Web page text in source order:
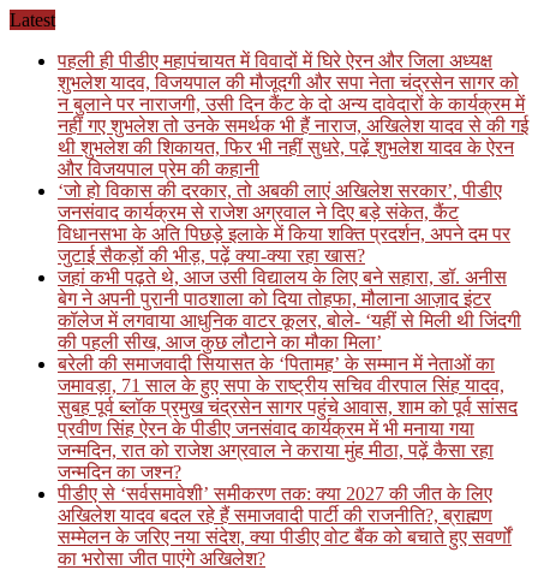
Skip
content
Latest
पहली ही पीडीए महापंचायत में विवादों में घिरे ऐरन और जिला अध्यक्ष
शुभलेश यादव, विजयपाल की मौजूदगी और सपा नेता चंद्रसेन सागर को
न बुलाने पर नाराजगी, उसी दिन कैंट के दो अन्य दावेदारों के कार्यक्रम में
नहीं गए शुभलेश तो उनके समर्थक भी हैं नाराज, अखिलेश यादव से की गई
थी शुभलेश की शिकायत, फिर भी नहीं सुधरे, पढ़ें शुभलेश यादव के ऐरन
और विजयपाल प्रेम की कहानी
‘जो हो विकास की दरकार, तो अबकी लाएं अखिलेश सरकार’, पीडीए
जनसंवाद कार्यक्रम से राजेश अग्रवाल ने दिए बड़े संकेत, कैंट
विधानसभा के अति पिछड़े इलाके में किया शक्ति प्रदर्शन, अपने दम पर
जुटाई सैकड़ों की भीड़, पढ़ें क्या-क्या रहा खास?
जहां कभी पढ़ते थे, आज उसी विद्यालय के लिए बने सहारा, डॉ. अनीस
बेग ने अपनी पुरानी पाठशाला को दिया तोहफा, मौलाना आज़ाद इंटर
कॉलेज में लगवाया आधुनिक वाटर कूलर, बोले- ‘यहीं से मिली थी जिंदगी
की पहली सीख, आज कुछ लौटाने का मौका मिला’
बरेली की समाजवादी सियासत के ‘पितामह’ के सम्मान में नेताओं का
जमावड़ा, 71 साल के हुए सपा के राष्ट्रीय सचिव वीरपाल सिंह यादव,
सुबह पूर्व ब्लॉक प्रमुख चंद्रसेन सागर पहुंचे आवास, शाम को पूर्व सांसद
प्रवीण सिंह ऐरन के पीडीए जनसंवाद कार्यक्रम में भी मनाया गया
जन्मदिन, रात को राजेश अग्रवाल ने कराया मुंह मीठा, पढ़ें कैसा रहा
जन्मदिन का जश्न?
पीडीए से ‘सर्वसमावेशी’ समीकरण तक: क्या 2027 की जीत के लिए
अखिलेश यादव बदल रहे हैं समाजवादी पार्टी की राजनीति?, ब्राह्मण
सम्मेलन के जरिए नया संदेश, क्या पीडीए वोट बैंक को बचाते हुए सवर्णों
का भरोसा जीत पाएंगे अखिलेश?